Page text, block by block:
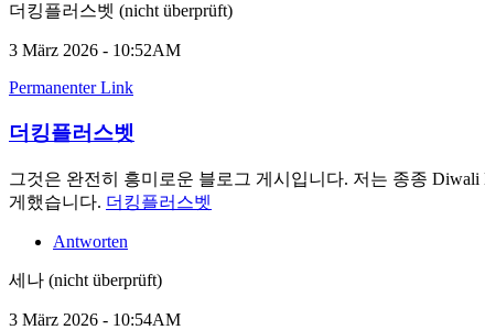
더킹플러스벳 (nicht überprüft)
3 März 2026 - 10:52AM
Permanenter Link
더킹플러스벳
그것은 완전히 흥미로운 블로그 게시입니다. 저는 종종
게했습니다. 더킹플러스벳
Antworten
세나 (nicht überprüft)
3 März 2026 - 10:54AM